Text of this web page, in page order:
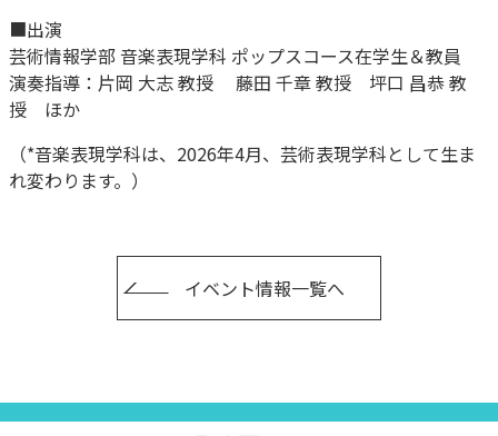
■出演
芸術情報学部 音楽表現学科 ポップスコース在学生＆教員
演奏指導：片岡 大志 教授 藤田 千章 教授 坪口 昌恭 教
授 ほか
（*音楽表現学科は、2026年4月、芸術表現学科として生ま
れ変わります。）
イベント情報一覧へ